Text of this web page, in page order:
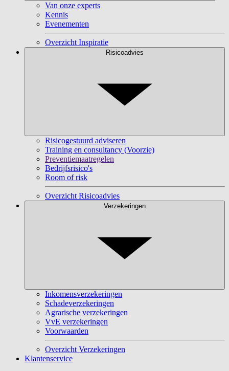
Van onze experts
Kennis
Evenementen
Overzicht Inspiratie
Risicoadvies
Risicogestuurd adviseren
Training en consultancy (Voorzie)
Preventiemaatregelen
Bedrijfsrisico's
Room of risk
Overzicht Risicoadvies
Verzekeringen
Inkomensverzekeringen
Schadeverzekeringen
Agrarische verzekeringen
VvE verzekeringen
Voorwaarden
Overzicht Verzekeringen
Klantenservice